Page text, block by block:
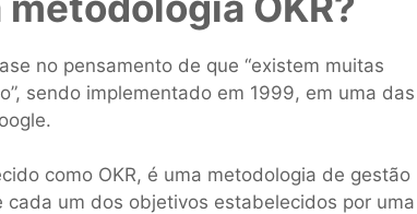
no pensamento de que “existem muitas
sendo implementado em 1999, em uma das
como OKR, é uma metodologia de gestão
um dos objetivos estabelecidos por uma